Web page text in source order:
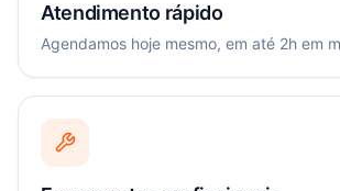
Atendimento rápido
Agendamos hoje mesmo, em até 2h em